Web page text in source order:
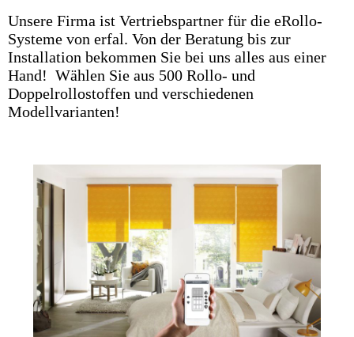
Unsere Firma ist Vertriebspartner für die eRollo-
Systeme von erfal. Von der Beratung bis zur
Installation bekommen Sie bei uns alles aus einer
Hand! Wählen Sie aus 500 Rollo- und
Doppelrollostoffen und verschiedenen
Modellvarianten!